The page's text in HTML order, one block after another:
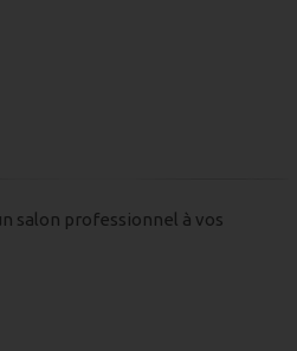
salon professionnel à vos